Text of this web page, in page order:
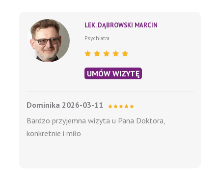
LEK. DĄBROWSKI MARCIN
Psychiatra
UMÓW WIZYTĘ
Dominika 2026-03-11
Bardzo przyjemna wizyta u Pana Doktora,
konkretnie i miło